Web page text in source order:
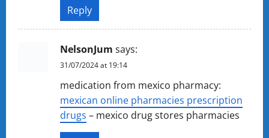
Reply
NelsonJum says:
31/07/2024 at 19:14
medication from mexico pharmacy:
mexican online pharmacies prescription
drugs – mexico drug stores pharmacies